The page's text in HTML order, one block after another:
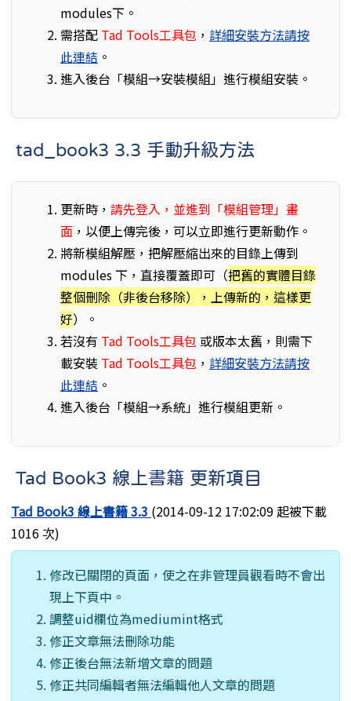
modules下。
需搭配 Tad Tools工具包 ， 詳細安裝方法請按
此連結 。
進入後台「模組→安裝模組」進行模組安裝。
tad_book3 3.3 手動升級方法
更新時， 請先登入，並進到「模組管理」畫
面 ，以便上傳完後，可以立即進行更新動作。
將新模組解壓，把解壓縮出來的目錄上傳到
modules 下，直接覆蓋即可（把舊的實體目錄
整個刪除（非後台移除），上傳新的，這樣更
好）。
若沒有 Tad Tools工具包 或版本太舊，則需下
載安裝 Tad Tools工具包 ， 詳細安裝方法請按
此連結 。
進入後台「模組→系統」進行模組更新。
Tad Book3 線上書籍 更新項目
Tad Book3 線上書籍 3.3 (2014-09-12 17:02:09 起被下載
1016 次)
修改已關閉的頁面，使之在非管理員觀看時不會出
現上下頁中。
調整uid欄位為mediumint格式
修正文章無法刪除功能
修正後台無法新增文章的問題
修正共同編輯者無法編輯他人文章的問題